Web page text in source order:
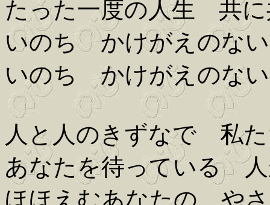
たった一度の人生 共に
いのち かけがえのな
いのち かけがえのな
人と人のきずなで 私
あなたを待っている
ほほえむあなたの や